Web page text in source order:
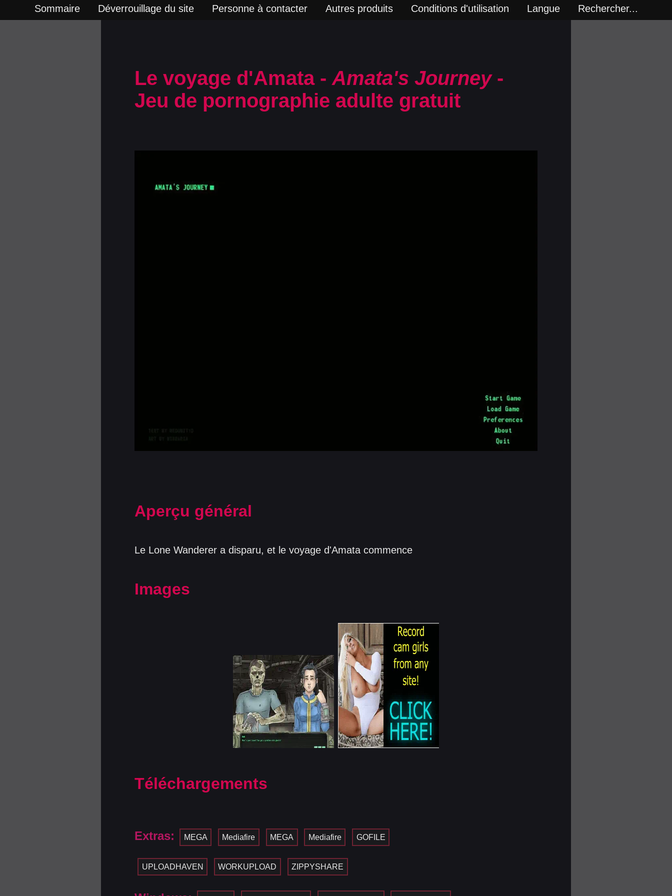
Sommaire Déverrouillage du site Personne à contacter Autres produits Conditions d'utilisation Langue Rechercher...
Le voyage d'Amata - Amata's Journey-
Jeu de pornographie adulte gratuit
Aperçu général
Le Lone Wanderer a disparu, et le voyage d'Amata commence
Images
Téléchargements
Extras: MEGA Mediafire MEGA Mediafire GOFILE
UPLOADHAVEN WORKUPLOAD ZIPPYSHARE